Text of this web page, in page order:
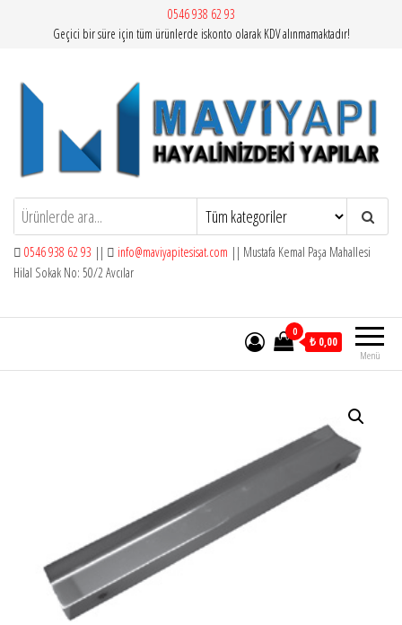
0546 938 62 93
Geçici bir süre için tüm ürünlerde iskonto olarak KDV alınmamaktadır!
Mavi Yapı | Vitra Artema
0546 938 62 93 || info@maviyapitesisat.com || Mustafa Kemal Paşa Mahallesi
Hilal Sokak No: 50/2 Avcılar
Menü
0
₺ 0,00